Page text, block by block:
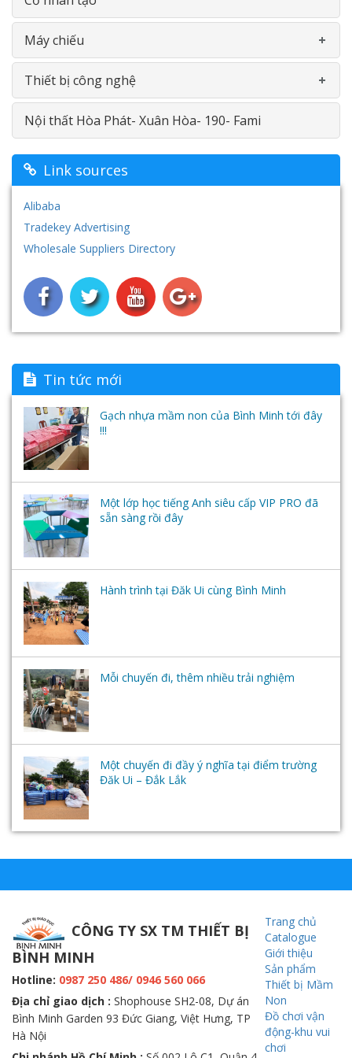
Máy chiếu
Máy chiếu Viewsonic
Máy chiếu Optoma
Máy chiếu Vivitek
Máy chiếu vật thể Aver
Thiết bị công nghệ
Máy in
Màn hình cảm ứng
Hệ thống âm thanh- loa đài
Hệ thống máy tính - Phần mềm học ngoại ngữ-
Tai nghe
Nội thất Hòa Phát- Xuân Hòa- 190- Fami
Link sources
Alibaba
Tradekey Advertising
Wholesale Suppliers Directory
Tin tức mới
Gạch nhựa mầm non của Bình Minh tới đây
!!!
Một lớp học tiếng Anh siêu cấp VIP PRO đã
sẵn sàng rồi đây
Hành trình tại Đăk Ui cùng Bình Minh
Mỗi chuyến đi, thêm nhiều trải nghiệm
Một chuyến đi đầy ý nghĩa tại điểm trường
Đăk Ui – Đắk Lắk
CÔNG TY SX TM THIẾT BỊ
BÌNH MINH
Hotline: 0987 250 486/ 0946 560 066
Địa chỉ giao dịch : Shophouse SH2-08, Dự án
Bình Minh Garden 93 Đức Giang, Việt Hưng, TP
Hà Nội
Trang chủ
Catalogue
Giới thiệu
Sản phẩm
Thiết bị Mầm
Non
Đồ chơi vận
động-khu vui
chơi